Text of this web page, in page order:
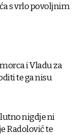
s vrlo povoljnim
i Vladu za
te ga nisu
nigdje ni
Radolović te